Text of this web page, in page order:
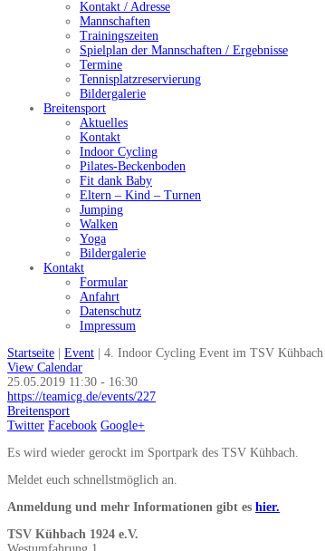
Kontakt / Adresse
Mannschaften
Trainingszeiten
Spielplan der Mannschaften / Ergebnisse
Termine
Tennisplatzreservierung
Bildergalerie
Breitensport
Aktuelles
Kontakt
Indoor Cycling
Pilates-Beckenboden
Fit dank Baby
Eltern – Kind – Turnen
Jumping
Walken
Yoga
Bildergalerie
Kontakt
Formular
Anfahrt
Datenschutz
Impressum
Startseite
Event
4. Indoor Cycling Event im TSV Kühbach
View Calendar
25.05.2019 11:30 - 16:30
https://teamicg.de/events/227
Breitensport
Twitter Facebook Google+
Es wird wieder gerockt im Sportpark des TSV Kühbach.
Meldet euch schnellstmöglich an.
Anmeldung und mehr Informationen gibt es hier.
TSV Kühbach 1924 e.V.